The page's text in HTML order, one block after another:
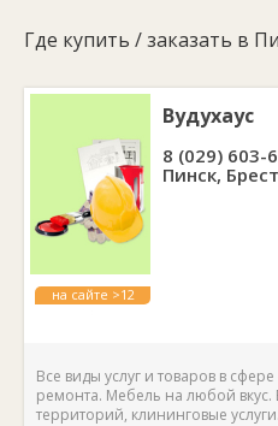
Где купить / заказать в
на сайте >12
Вудухаус
8 (029) 603-
Пинск,
Все виды услуг и товаров в сфере
ремонта. Мебель на любой вкус.
территорий, клининговые услуги.